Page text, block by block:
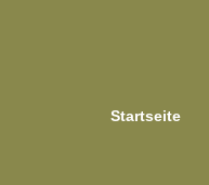
Startseite